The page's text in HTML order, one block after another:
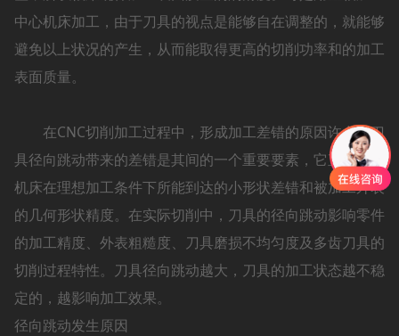
中心机床加工，由于刀具的视点是能够自在调整的，就能够
避免以上状况的产生，从而能取得更高的切削功率和的加工
表面质量。
在CNC切削加工过程中，形成加工差错的原因许多，刀
具径向跳动带来的差错是其间的一个重要要素，它直接影响
机床在理想加工条件下所能到达的小形状差错和被加工外表
的几何形状精度。在实际切削中，刀具的径向跳动影响零件
的加工精度、外表粗糙度、刀具磨损不均匀度及多齿刀具的
切削过程特性。刀具径向跳动越大，刀具的加工状态越不稳
定的，越影响加工效果。
径向跳动发生原因